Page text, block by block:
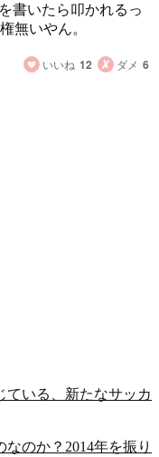
書いたら叩かれるっ
無いやん。
いいね 12 ダメ 6
ている、新たなサッカ
なのか？2014年を振り